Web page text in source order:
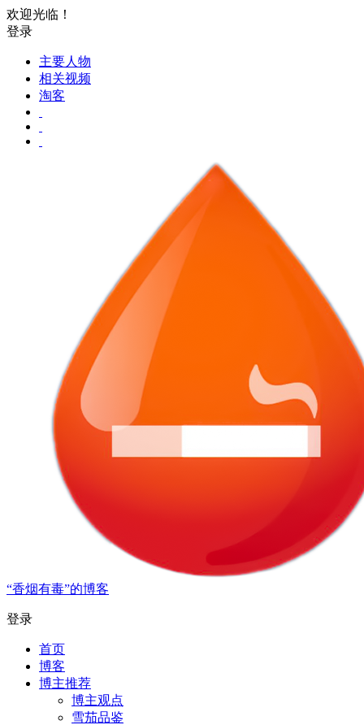
欢迎光临！
登录
主要人物
相关视频
淘客
“香烟有毒”的博客
登录
首页
博客
博主推荐
博主观点
雪茄品鉴